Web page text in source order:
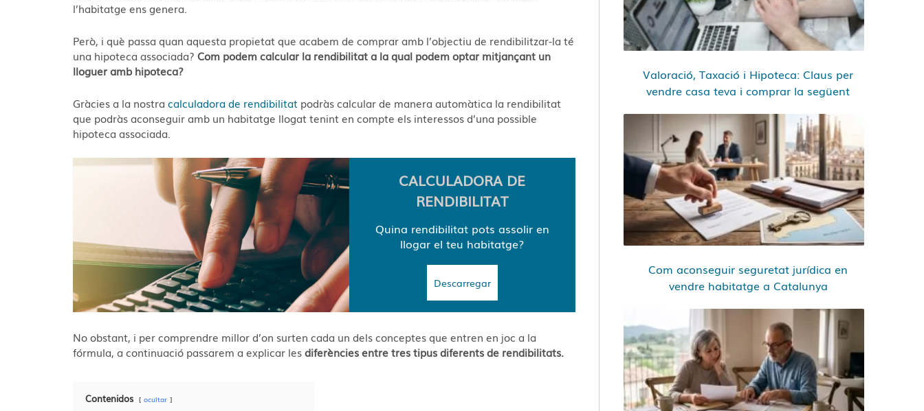
l’habitatge ens genera.
Però, i què passa quan aquesta propietat que acabem de comprar amb l’objectiu de rendibilitzar-la té
una hipoteca associada?Com podem calcular la rendibilitat a la qual podem optar mitjançant un
lloguer amb hipoteca?
Gràcies a la nostra calculadora de rendibilitat podràs calcular de manera automàtica la rendibilitat
que podràs aconseguir amb un habitatge llogat tenint en compte els interessos d’una possible
hipoteca associada.
CALCULADORA DE
RENDIBILITAT
Quina rendibilitat pots assolir en
llogar el teu habitatge?
Descarregar
No obstant, i per comprendre millor d’on surten cada un dels conceptes que entren en joc a la
fórmula, a continuació passarem a explicar lesdiferències entre tres tipus diferents de rendibilitats.
Contenidos ocultar
Valoració, Taxació i Hipoteca: Claus per
vendre casa teva i comprar la següent
Com aconseguir seguretat jurídica en
vendre habitatge a Catalunya